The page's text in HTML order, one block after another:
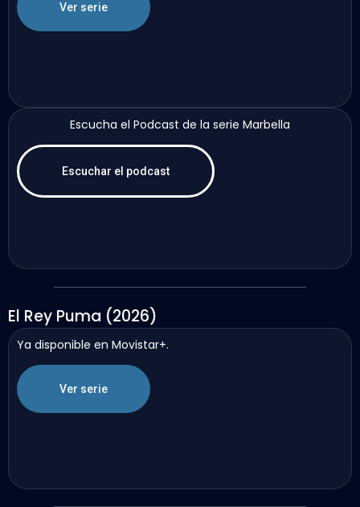
Ver serie
Escucha el Podcast de la serie Marbella
Escuchar el podcast
El Rey Puma (2026)
Ya disponible en Movistar+.
Ver serie